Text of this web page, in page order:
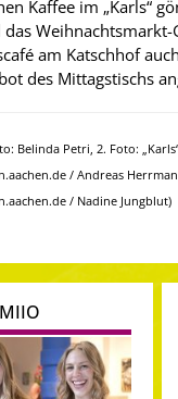
Kaffee im „Karls“
das
am Katschhof
des Mittagstischs
Belinda Petri, 2. Foto:
/ Andreas
/ Nadine Jungblut)